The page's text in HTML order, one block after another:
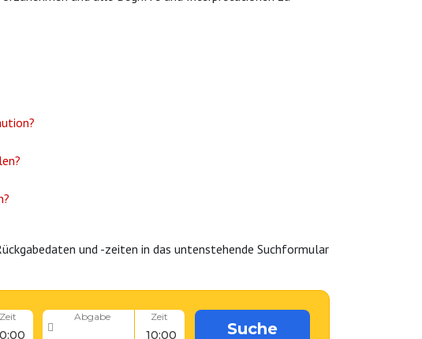
und -zeiten in das untenstehende Suchformular
Zeit Abgabe Zeit
Suche